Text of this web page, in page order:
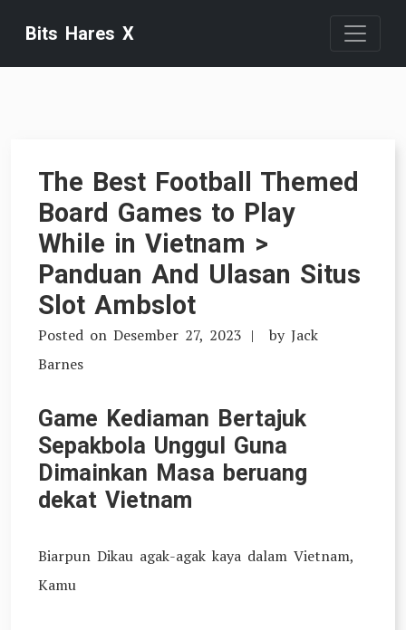
content
Bits Hares X
The Best Football Themed
Board Games to Play
While in Vietnam >
Panduan And Ulasan Situs
Slot Ambslot
Posted on Desember 27, 2023 by Jack
Barnes
Game Kediaman Bertajuk
Sepakbola Unggul Guna
Dimainkan Masa beruang
dekat Vietnam
Biarpun Dikau agak-agak kaya dalam Vietnam,
Kamu